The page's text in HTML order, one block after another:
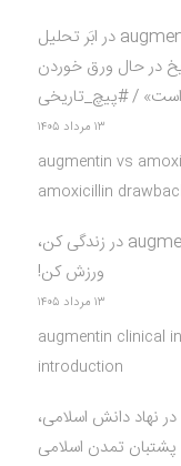
در ابَر تحلیل
در حال ورق خوردن
است» / #پیچ_تاریخی
۱۳ مرداد ۱۴۰۵
augmentin vs
amoxicillin
در زندگی کن،
ورزش کن!
۱۳ مرداد ۱۴۰۵
augmentin clinical
introduction
در نهاد دانش اسلامی،
پشتبان تمدن اسلامی